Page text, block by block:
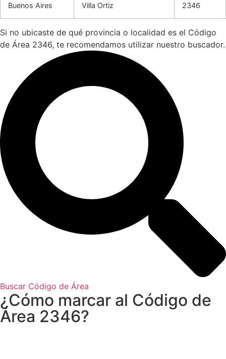
Buenos Aires Villa Ortiz 2346
Si no ubicaste de qué provincia o localidad es el Código
de Área 2346, te recomendamos utilizar nuestro buscador.
Buscar Código de Área
¿Cómo marcar al Código de
Área 2346?